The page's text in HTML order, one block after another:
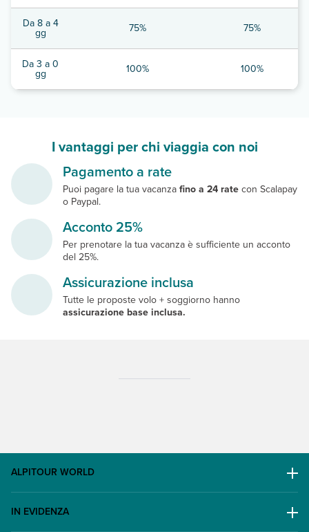
Da 8 a 4
gg 75% 75%
Da 3 a 0
gg 100% 100%
I vantaggi per chi viaggia con noi
Pagamento a rate
Puoi pagare la tua vacanzafino a 24 ratecon Scalapay
o Paypal.
Acconto 25%
Per prenotare la tua vacanza è sufficiente un acconto
del 25%.
Assicurazione inclusa
Tutte le proposte volo + soggiorno hanno
assicurazione base inclusa.
ALPITOUR WORLD
AWARD
IN EVIDENZA